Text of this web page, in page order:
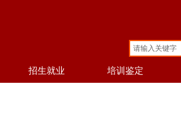
招生就业 培训鉴定